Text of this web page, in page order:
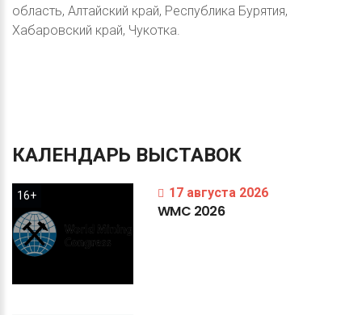
область, Алтайский край, Республика Бурятия,
Хабаровский край, Чукотка.
КАЛЕНДАРЬ ВЫСТАВОК
16+ 17 августа 2026
WMC 2026